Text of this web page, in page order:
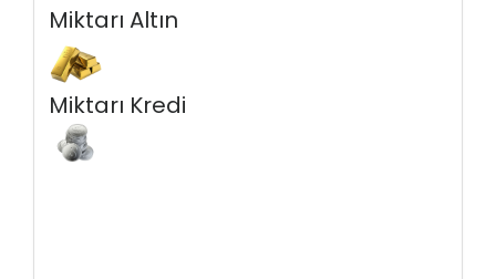
Miktarı Altın
Miktarı Kredi